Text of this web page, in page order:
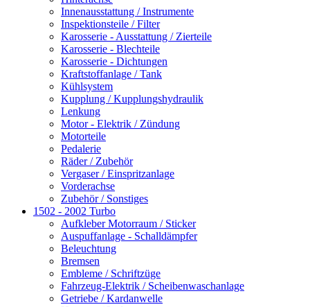
Innenausstattung / Instrumente
Inspektionsteile / Filter
Karosserie - Ausstattung / Zierteile
Karosserie - Blechteile
Karosserie - Dichtungen
Kraftstoffanlage / Tank
Kühlsystem
Kupplung / Kupplungshydraulik
Lenkung
Motor - Elektrik / Zündung
Motorteile
Pedalerie
Räder / Zubehör
Vergaser / Einspritzanlage
Vorderachse
Zubehör / Sonstiges
1502 - 2002 Turbo
Aufkleber Motorraum / Sticker
Auspuffanlage - Schalldämpfer
Beleuchtung
Bremsen
Embleme / Schriftzüge
Fahrzeug-Elektrik / Scheibenwaschanlage
Getriebe / Kardanwelle